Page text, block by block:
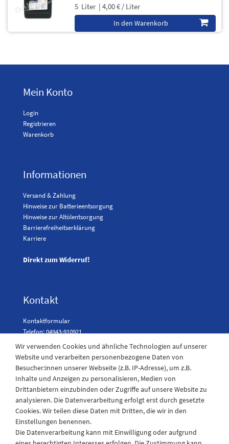
5 Liter | 4,00 € / Liter
In den Warenkorb
Mein Konto
Login
Registrieren
Warenkorb
Informationen
Versand & Zahlung
Hinweise zur Batterieentsorgung
Hinweise zur Altölentsorgung
Barrierefreiheitserklärung
Karriere
Direkt zum Widerruf!
Kontakt
Kontaktformular
Telefon: 04943-910921
Laden Öffnungszeiten
Montag - Freitag
08:30 - 12:30 und 13.00 - 17.30 Uhr
Samstags
08:30 bis 12:30 Uhr
Wir verwenden Cookies und ähnliche Technologien auf unserer
Website und verarbeiten personenbezogene Daten von
Besucher:innen unserer Webseite (z.B. IP-Adresse), um z.B.
Inhalte und Anzeigen zu personalisieren, Medien von
Drittanbietern einzubinden oder Zugriffe auf unsere Website zu
analysieren. Die Datenverarbeitung erfolgt erst durch gesetzte
Cookies. Wir teilen diese Daten mit Dritten, die wir in den
Einstellungen benennen.
Die Datenverarbeitung kann mit Einwilligung oder aufgrund